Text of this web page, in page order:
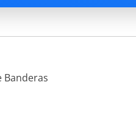
Banderas